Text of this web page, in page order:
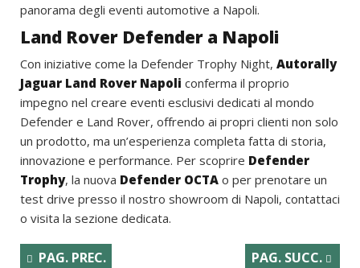
panorama degli eventi automotive a Napoli.
Land Rover Defender a Napoli
Con iniziative come la Defender Trophy Night, Autorally
Jaguar Land Rover Napoli conferma il proprio
impegno nel creare eventi esclusivi dedicati al mondo
Defender e Land Rover, offrendo ai propri clienti non solo
un prodotto, ma un’esperienza completa fatta di storia,
innovazione e performance. Per scoprire Defender
Trophy, la nuova Defender OCTA o per prenotare un
test drive presso il nostro showroom di Napoli, contattaci
o visita la sezione dedicata.
PAG. PREC. PAG. SUCC.